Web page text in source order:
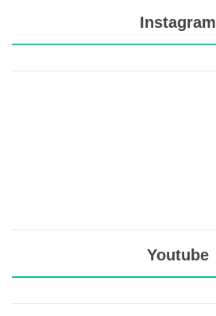
Instagram
Youtube